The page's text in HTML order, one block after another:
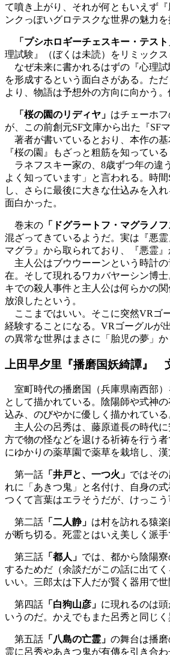
て噴き上がり、それが何ともいえず
ンクっぽいグロテスクな世界の魅力
「プシホロギーチェスキー・テスト
理試験』（ぼくは未読）をリミック
なぜ未来に書かれるはずの『心理試
を形成するという面白さがある。た
より、物語は予想外の方向に向かう
「桜の園のリディヤ」 はチェーホ
が、この前創元SF文庫から出た『SF
著者が書いているとおり、本作の基
『桜の園』もざっと粗筋を知ってい
ラネフスキー家の、8歳ずつ年の違
よく知っています」と言われる。時
し、さらに最後に大きな仕込みを入
面白かった。
巻末の 「ドグラートフ・マグラノフ
混ざってきているようだ。実は『悪
マグラ』から取られており、『悪霊
主人公はブウウーーンという時計の
在。そして現れるワカバヤーシン博
キでの殺人事件と主人公は何らかの
放浪したという。
ここまではいい。そこに突然VRゴ
経験することになる。VRゴーグルが
の異常な世界はまさに「胎児の夢」
上田早夕里『播磨国妖綺譚』
室町時代の播磨国（兵庫県南西部）
として描かれている。陰陽師や式神
込み、のびやかに優しく描かれてい
主人公の呂秀は、藤原道長の時代に
方で物の怪などを退ける祈祷を行う
にゆかりの薬草園で薬草を栽培し、
第一話 「井戸と、一つ火」 ではそ
れに「あきつ鬼」と名付け、自身の
つくて言葉はエラそうだが、けっこう
第二話 「二人静」 は村を訪れる猿
が断ち切る。死霊とはいえ美しく派
第三話 「都人」 では、都から陰陽
するためだ（余談だがこの話に出て
いい。三郎太は下人だが賢く器用で
第四話 「白狗山彦」 に現れるのは
いうのだ。かえでもまた呂秀と同じ
第五話 「八島の亡霊」 の舞台は播
霊に呂秀やあきつ鬼が有傳を引き合